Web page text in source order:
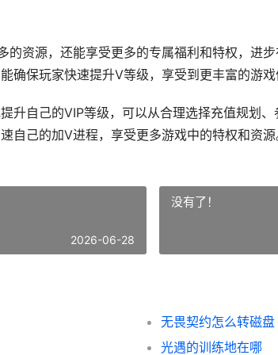
的资源，还能享受更多的专属福利和特权，进
确保玩家快速提升V等级，享受到更丰富的游戏
升自己的VIP等级，可以从合理选择充值规划、
自己的加V进程，享受更多游戏中的特权和资源
2026-06-28
没有了！
无畏契约怎么转磁盘
光遇的训练地在哪